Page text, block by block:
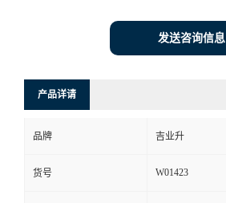
发送咨询信息
产品详请
品牌 吉业升
货号 W01423